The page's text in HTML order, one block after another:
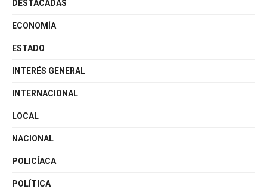
DESTACADAS
ECONOMÍA
ESTADO
INTERÉS GENERAL
INTERNACIONAL
LOCAL
NACIONAL
POLICÍACA
POLÍTICA